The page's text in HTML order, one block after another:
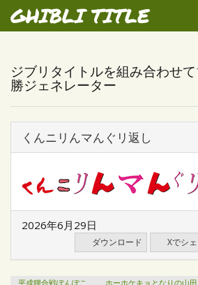
GHIBLI TITLE
ジブリタイトルを組み合わせ
勝ジェネレーター
くんニリんマんぐリ返し
2026年6月29日
ダウンロード Xでシ
平成狸合戦ぽんぽこ ホーホケキョとなりの山